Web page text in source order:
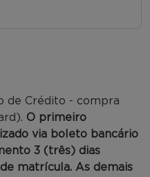
de Crédito - compra
O primeiro
via boleto bancário
3 (três) dias
matrícula. As demais